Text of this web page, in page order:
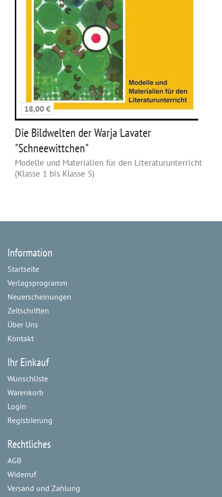
18,00 €
Die Bildwelten der Warja Lavater
"Schneewittchen"
Modelle und Materialien für den Literaturunterricht
(Klasse 1 bis Klasse 5)
Information
Startseite
Verlagsprogramm
Neuerscheinungen
Zeitschriften
Über Uns
Kontakt
Ihr Einkauf
Wunschliste
Warenkorb
Login
Registrierung
Rechtliches
AGB
Widerruf
Versand und Zahlung